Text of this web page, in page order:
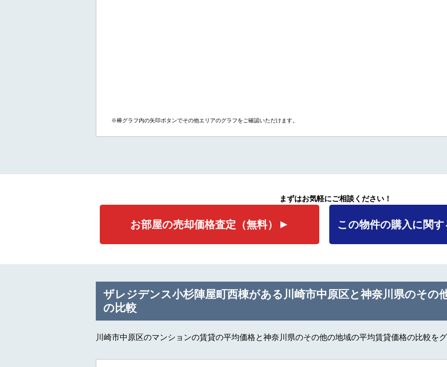
※棒グラフ内の矢印ボタンでその他エリアのグラフをご確認いただけます。
まずはお気軽にご相談ください！
お部屋の売却価格査定 （無料） この物件の購入に関
ザレジデンス小杉陣屋町西棟がある川崎市中原区と神奈川県のその
の比較
川崎市中原区のマンションの賃貸の平均価格と神奈川県のその他の地域の平均賃貸価格の比較を